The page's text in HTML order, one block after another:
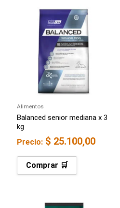
Alimentos
Balanced senior mediana x 3
kg
Precio: $ 25.100,00
Comprar 🛒